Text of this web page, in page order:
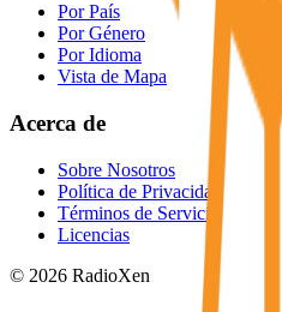
Por País
Por Género
Por Idioma
Vista de Mapa
Acerca de
Sobre Nosotros
Política de Privacidad
Términos de Servicio
Licencias
© 2026 RadioXen